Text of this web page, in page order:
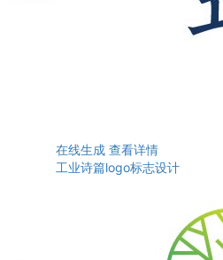
在线生成 查看详情
工业诗篇logo标志设计